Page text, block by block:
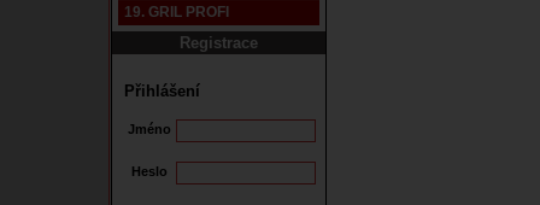
19. GRIL PROFI
Registrace
Přihlášení
Jméno
Heslo